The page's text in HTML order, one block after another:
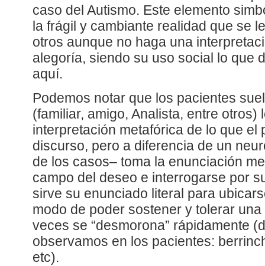
caso del Autismo. Este elemento
la frágil y cambiante realidad que se
otros aunque no haga una
alegoría, siendo su uso social lo que
aquí.
Podemos notar que los pacientes
(familiar, amigo, Analista, entre otros)
interpretación metafórica de lo que el
discurso, pero a diferencia de un
de los casos– toma la enunciación
campo del deseo e interrogarse por
sirve su enunciado literal para
modo de poder sostener y tolerar
veces se “desmorona” rápidamente
observamos en los pacientes:
etc).